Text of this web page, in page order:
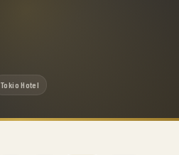
Tokio Hotel